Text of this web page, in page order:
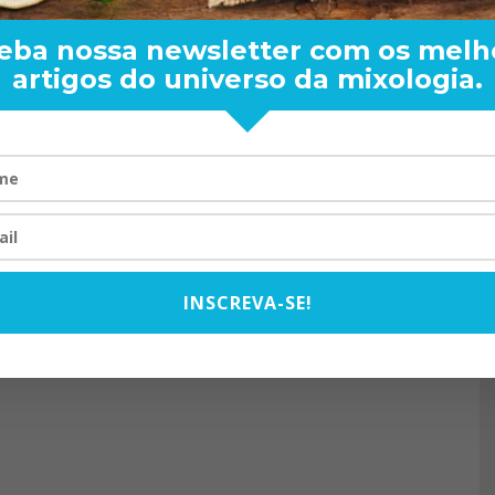
RAND BARTENDER: DE
VISTA PARA O MUNDO
nossa newsletter com os
artigos do universo da mixologia.
INSCREVA-SE!